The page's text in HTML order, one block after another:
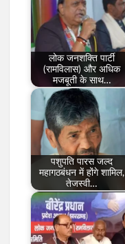
लोक जनशक्ति पार्टी
(रामविलास) और अधिक
मजबूती के साथ…
पशुपति पारस जल्द
महागठबंधन में होंगे शामिल,
तेजस्वी…